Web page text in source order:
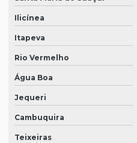
Ilicínea
Itapeva
Rio Vermelho
Água Boa
Jequeri
Cambuquira
Teixeiras